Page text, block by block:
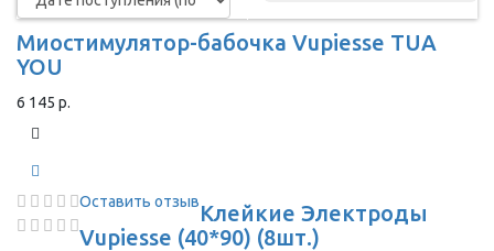
Миостимулятор-бабочка Vupiesse TUA
YOU
6 145 р.
Оставить отзывКлейкие Электроды
Vupiesse (40*90) (8шт.)